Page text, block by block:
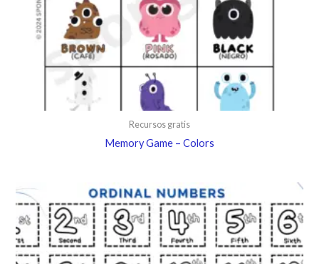
Recursos gratis
Memory Game – Colors